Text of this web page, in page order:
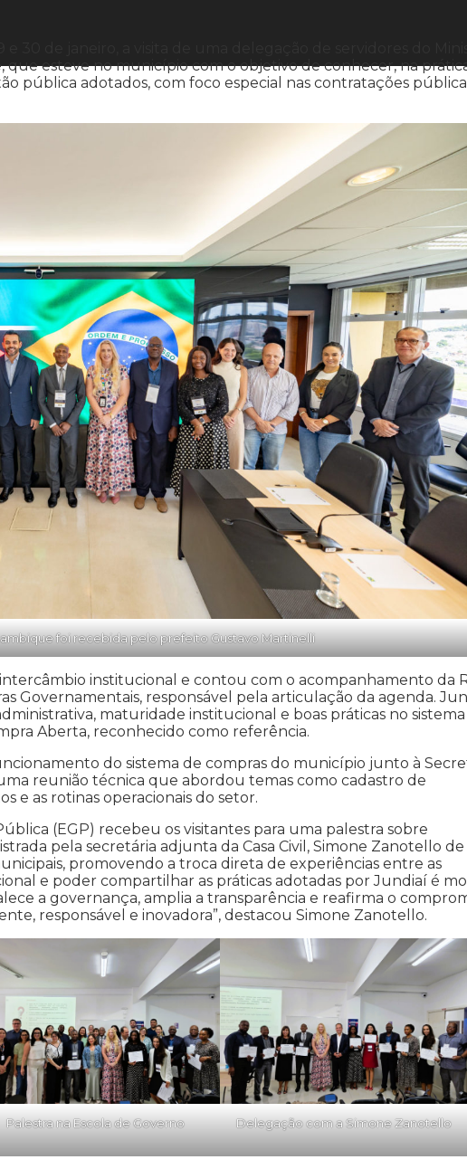
esteve no município com o objetivo de conhecer, na
pública adotados, com foco especial nas contratações
foi recebida pelo prefeito Gustavo Martinelli
institucional e contou com o acompanhamento da
Governamentais, responsável pela articulação da agenda.
maturidade institucional e boas práticas no
Aberta, reconhecido como referência.
do sistema de compras do município junto à
reunião técnica que abordou temas como cadastro de
e as rotinas operacionais do setor.
(EGP) recebeu os visitantes para uma palestra sobre
pela secretária adjunta da Casa Civil, Simone Zanotello de
promovendo a troca direta de experiências entre as
e poder compartilhar as práticas adotadas por Jundiaí é
a governança, amplia a transparência e reafirma o
responsável e inovadora”, destacou Simone Zanotello.
Palestra na Escola de Governo Delegação com a Simone Zanotello